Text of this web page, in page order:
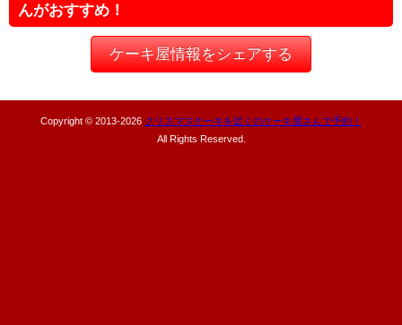
んがおすすめ！
ケーキ屋情報をシェアする
Copyright © 2013-2026 クリスマスケーキを近くのケーキ屋さんで予約！
All Rights Reserved.